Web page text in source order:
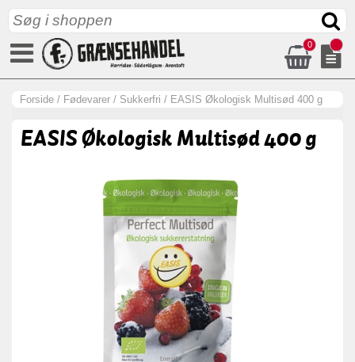
0
Forside / Fødevarer / Sukkerfri / EASIS Økologisk Multisød 400 g
EASIS Økologisk Multisød 400 g